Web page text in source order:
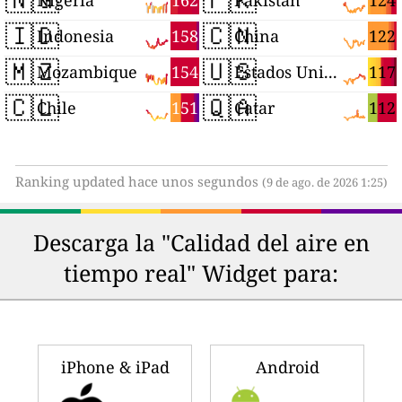
🇮🇩 158
Indonesia
🇲🇿 154
Mozambique
🇨🇱 151
Chile
🇨🇳 122
China
🇺🇸 117
Estados Unidos
🇶🇦 112
Catar
Ranking updated hace unos segundos (9 de ago. de 2026 1:25)
Descarga la "Calidad del aire en
tiempo real" Widget para:
iPhone & iPad Android